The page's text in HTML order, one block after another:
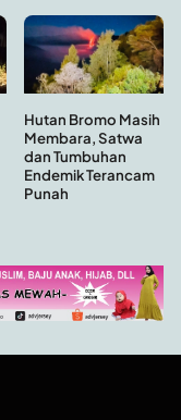
Hutan Bromo Masih
Membara, Satwa
dan Tumbuhan
Endemik Terancam
Punah